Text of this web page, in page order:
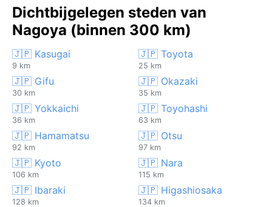
Dichtbijgelegen steden van
Nagoya (binnen 300 km)
🇯🇵 Kasugai
9 km
🇯🇵 Toyota
25 km
🇯🇵 Gifu
30 km
🇯🇵 Okazaki
35 km
🇯🇵 Yokkaichi
36 km
🇯🇵 Toyohashi
63 km
🇯🇵 Hamamatsu
92 km
🇯🇵 Otsu
97 km
🇯🇵 Kyoto
106 km
🇯🇵 Nara
115 km
🇯🇵 Ibaraki
128 km
🇯🇵 Higashiosaka
134 km